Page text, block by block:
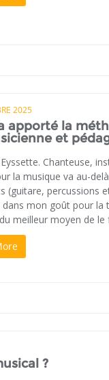
2025
apporté la
et
Chanteuse,
la musique va au-
(guitare, percussions
dans mon goût pour la
meilleur moyen de le
?